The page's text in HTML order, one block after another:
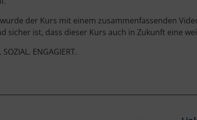
der Kurs mit einem zusammenfassenden
sicher ist, dass dieser Kurs auch in Zukunft eine
ENGAGIERT.